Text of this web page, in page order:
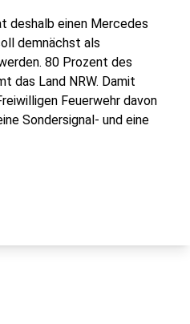
deshalb einen Mercedes
demnächst als
80 Prozent des
das Land NRW. Damit
Feuerwehr davon
Sondersignal- und eine